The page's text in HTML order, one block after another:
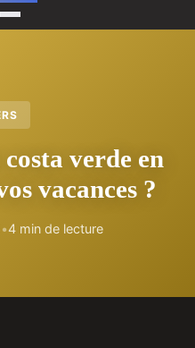
verde en
vacances ?
•4 min de lecture